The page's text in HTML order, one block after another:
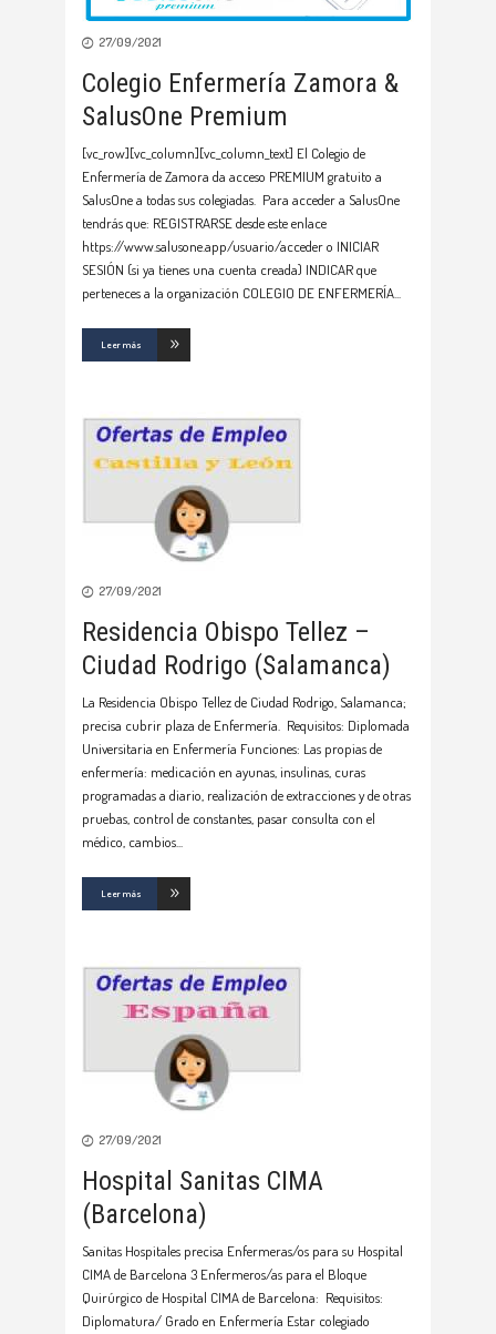
27/09/2021
Colegio Enfermería Zamora &
SalusOne Premium
[vc_row][vc_column][vc_column_text] El Colegio de
Enfermería de Zamora da acceso PREMIUM gratuito a
SalusOne a todas sus colegiadas. Para acceder a SalusOne
tendrás que: REGISTRARSE desde este enlace
https://www.salusone.app/usuario/acceder o INICIAR
SESIÓN (si ya tienes una cuenta creada) INDICAR que
perteneces a la organización COLEGIO DE ENFERMERÍA
Leer más
27/09/2021
Residencia Obispo Tellez –
Ciudad Rodrigo (Salamanca)
La Residencia Obispo Tellez de Ciudad Rodrigo, Salamanca;
precisa cubrir plaza de Enfermería. Requisitos: Diplomada
Universitaria en Enfermería Funciones: Las propias de
enfermería: medicación en ayunas, insulinas, curas
programadas a diario, realización de extracciones y de otras
pruebas, control de constantes, pasar consulta con el
médico, cambios
Leer más
27/09/2021
Hospital Sanitas CIMA
(Barcelona)
Sanitas Hospitales precisa Enfermeras/os para su Hospital
CIMA de Barcelona 3 Enfermeros/as para el Bloque
Quirúrgico de Hospital CIMA de Barcelona: Requisitos:
Diplomatura/ Grado en Enfermería Estar colegiado